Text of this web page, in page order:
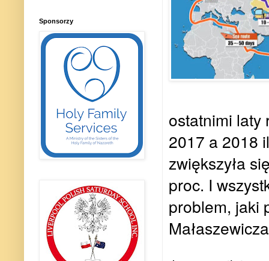
ostatnimi laty
2017 a 2018
zwiększyła
proc. I
problem, jaki
Sponsorzy